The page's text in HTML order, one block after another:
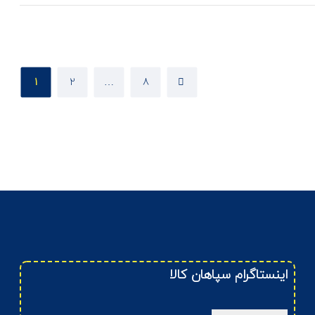
1 2 … 8
اینستاگرام سپاهان کالا